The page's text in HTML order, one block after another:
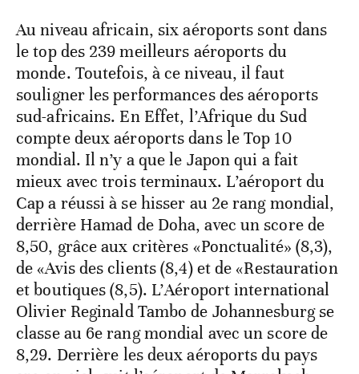
Au niveau africain, six aéroports sont dans
le top des 239 meilleurs aéroports du
monde. Toutefois, à ce niveau, il faut
souligner les performances des aéroports
sud-africains. En Effet, l’Afrique du Sud
compte deux aéroports dans le Top 10
mondial. Il n’y a que le Japon qui a fait
mieux avec trois terminaux. L’aéroport du
Cap a réussi à se hisser au 2e rang mondial,
derrière Hamad de Doha, avec un score de
8,50, grâce aux critères «Ponctualité» (8,3),
de «Avis des clients (8,4) et de «Restauration
et boutiques (8,5). L’Aéroport international
Olivier Reginald Tambo de Johannesburg se
classe au 6e rang mondial avec un score de
8,29. Derrière les deux aéroports du pays